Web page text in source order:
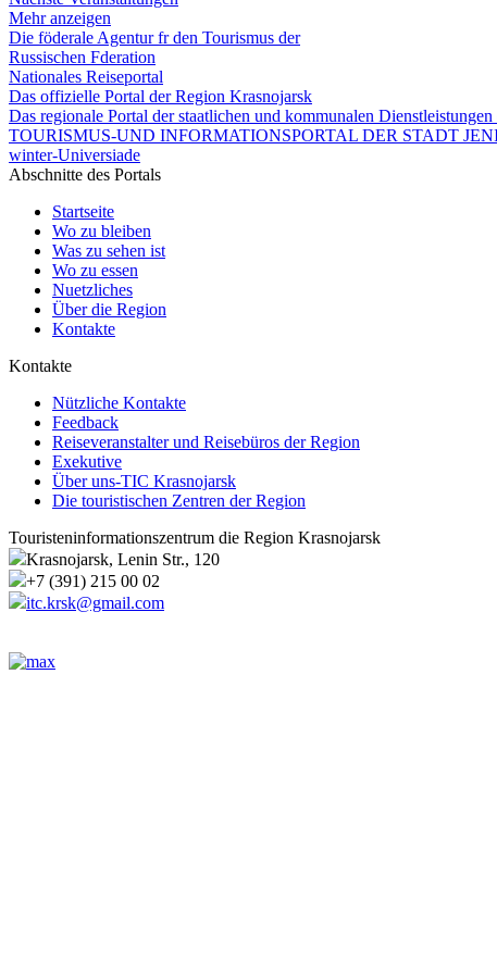
Mehr anzeigen
Die föderale Agentur fr den Tourismus der
Russischen Fderation
Nationales Reiseportal
Das offizielle Portal der Region Krasnojarsk
Das regionale Portal der staatlichen und kommunalen
TOURISMUS-UND INFORMATIONSPORTAL DER STADT
winter-Universiade
Abschnitte des Portals
Startseite
Wo zu bleiben
Was zu sehen ist
Wo zu essen
Nuetzliches
Über die Region
Kontakte
Kontakte
Nützliche Kontakte
Feedback
Reiseveranstalter und Reisebüros der Region
Exekutive
Über uns-TIC Krasnojarsk
Die touristischen Zentren der Region
Touristeninformationszentrum die Region Krasnojarsk
Krasnojarsk, Lenin Str., 120
+7 (391) 215 00 02
itc.krsk@gmail.com